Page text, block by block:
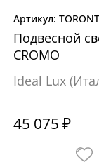
Подвесной
CROMO
Ideal Lux
45 075 ₽